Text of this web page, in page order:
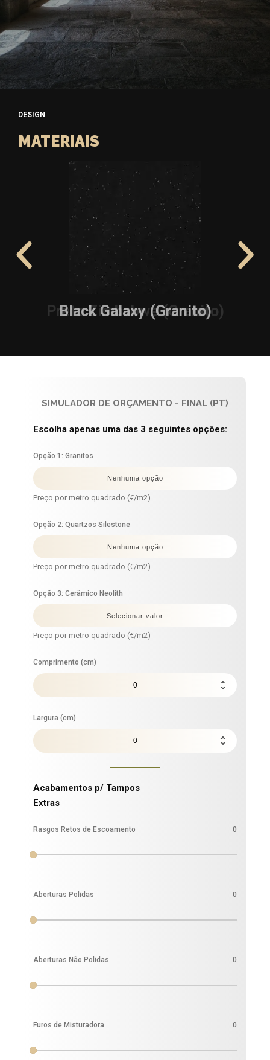
DESIGN
MATERIAIS
Black Galaxy (Granito)
SIMULADOR DE ORÇAMENTO - FINAL (PT)
Escolha apenas uma das 3 seguintes opções:
Opção 1: Granitos
Preço por metro quadrado (€/m2)
Opção 2: Quartzos Silestone
Preço por metro quadrado (€/m2)
Opção 3: Cerâmico Neolith
Preço por metro quadrado (€/m2)
Comprimento (cm)
Largura (cm)
Acabamentos p/ Tampos
Extras
Rasgos Retos de Escoamento 0
Aberturas Polidas 0
Aberturas Não Polidas 0
Furos de Misturadora 0